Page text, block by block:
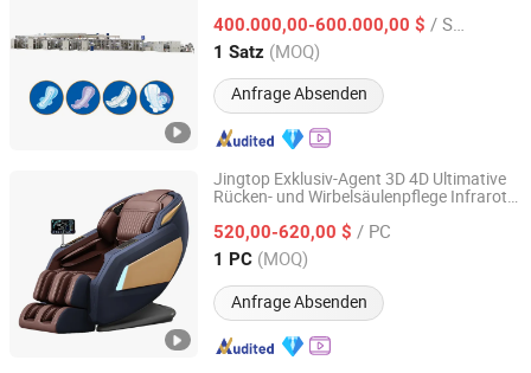
Ausrüstung
400.000,00-600.000,00 $ / Satz
1 Satz (MOQ)
Anfrage Absenden
Jiangsu, China Seit 2004
Jingtop Exklusiv-Agent 3D 4D Ultimative
Rücken- und Wirbelsäulenpflege Infrarot
Gesundheitsmassagegerät
520,00-620,00 $ / PC
1 PC (MOQ)
Anfrage Absenden
Fujian Jingtuo Health Technology Co., Ltd.
Fujian, China Seit 2023